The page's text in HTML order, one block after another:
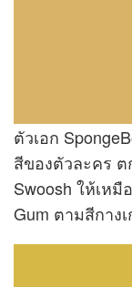
ตัวเอก
สีของตัวละคร
Swoosh ให้เห
Gum ตามสีกาง